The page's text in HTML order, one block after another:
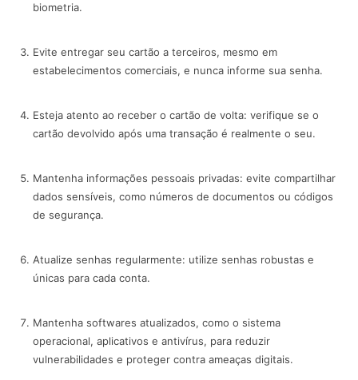
biometria.
Evite entregar seu cartão a terceiros, mesmo em
estabelecimentos comerciais, e nunca informe sua senha.
Esteja atento ao receber o cartão de volta: verifique se o
cartão devolvido após uma transação é realmente o seu.
Mantenha informações pessoais privadas: evite compartilhar
dados sensíveis, como números de documentos ou códigos
de segurança.
Atualize senhas regularmente: utilize senhas robustas e
únicas para cada conta.
Mantenha softwares atualizados, como o sistema
operacional, aplicativos e antivírus, para reduzir
vulnerabilidades e proteger contra ameaças digitais.